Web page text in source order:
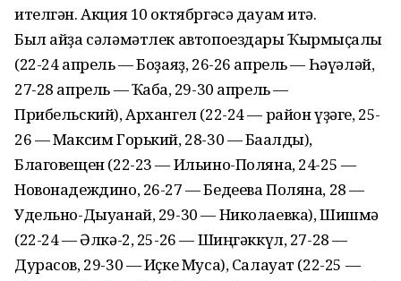
ителгән. Акция 10 октябргәсә дауам итә.
Был айҙа сәләмәтлек автопоездары Ҡырмыҫҡалы
(22-24 апрель — Боҙаяҙ, 26-26 апрель — Һәүәләй,
27-28 апрель — Ҡабаҡ, 29-30 апрель —
Прибельский), Архангел (22-24 — район үҙәге, 25-
26 — Максим Горький, 28-30 — Баҡалды),
Благовещен (22-23 — Ильино-Поляна, 24-25 —
Новонадеждино, 26-27 — Бедеева Поляна, 28 —
Удельно-Дыуанай, 29-30 — Николаевка), Шишмә
(22-24 — Әлкә-2, 25-26 — Шиңгәккүл, 27-28 —
Дурасов, 29-30 — Иҫке Муса), Салауат (22-25 —